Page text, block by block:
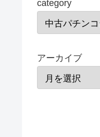
category
アーカイブ